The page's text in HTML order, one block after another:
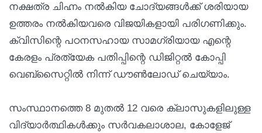
നക്ഷത്ര ചിഹ്നം നൽകിയ ചോദ്യങ്ങൾക്ക് ശരിയായ
ഉത്തരം നൽകിയവരെ വിജയികളായി പരിഗണിക്കും.
ക്വിസിന്റെ പഠനസഹായ സാമഗ്രിയായ എന്റെ
കേരളം പ്രത്യേക പതിപ്പിന്റെ ഡിജിറ്റൽ കോപ്പി
വെബ്സൈറ്റിൽ നിന്ന് ഡൗൺലോഡ് ചെയ്യാം.
സംസ്ഥാനത്തെ 8 മുതൽ 12 വരെ ക്ലാസുകളിലുള്ള
വിദ്യാർത്ഥികൾക്കും സർവകലാശാല, കോളേജ്